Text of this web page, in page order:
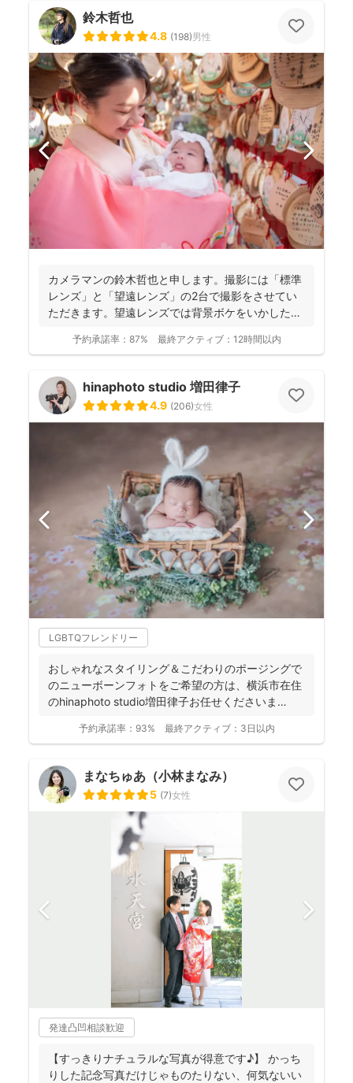
鈴木哲也
4.8 (198)男性
カメラマンの鈴木哲也と申します。撮影には「標準
レンズ」と「望遠レンズ」の2台で撮影をさせてい
ただきます。望遠レンズでは背景ボケをいかしたお
予約承諾率： 87% 最終アクティブ： 12時間以内
hinaphoto studio 増田律子
4.9 (206)女性
LGBTQフレンドリー
おしゃれなスタイリング＆こだわりのポージングで
のニューボーンフォトをご希望の方は、横浜市在住
のhinaphoto studio増田律子お任せくださいま
予約承諾率： 93% 最終アクティブ： 3日以内
まなちゅあ（小林まなみ）
5 (7)女性
発達凸凹相談歓迎
【すっきりナチュラルな写真が得意です♪】 かっち
りした記念写真だけじゃものたりない、何気ないい